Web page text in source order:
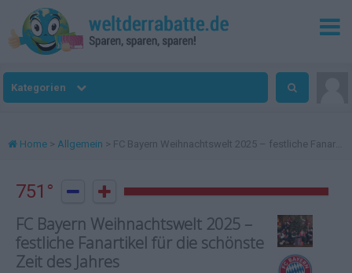
Kategorien
Home > Allgemein > FC Bayern Weihnachtswelt 2025 – festliche Fanartikel für die schönste Zeit des Jahres
751°  
FC Bayern Weihnachtswelt 2025 –
festliche Fanartikel für die schönste
Zeit des Jahres